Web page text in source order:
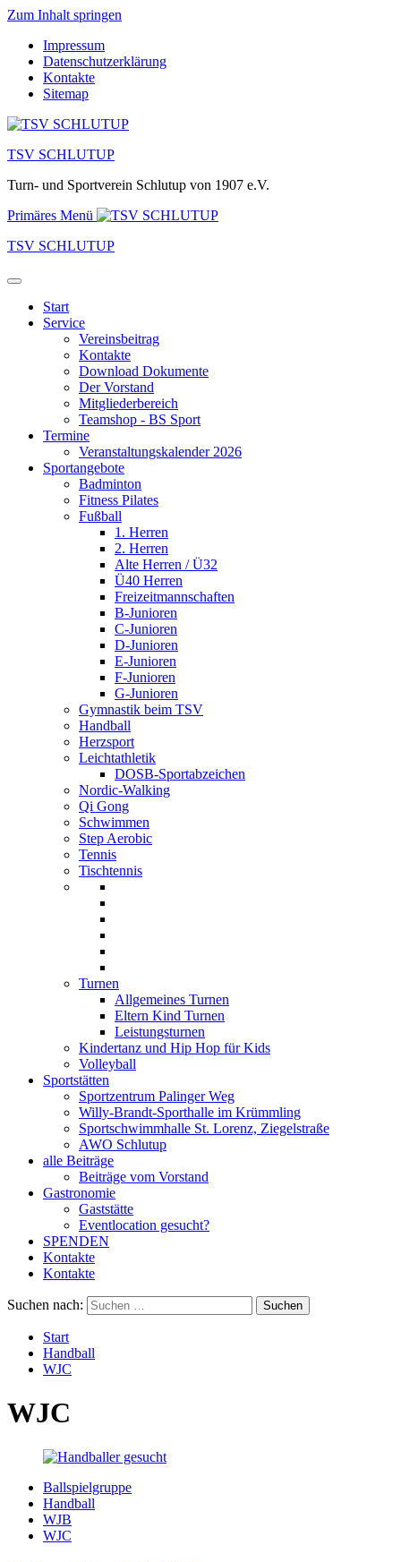
Zum Inhalt springen
Impressum
Datenschutzerklärung
Kontakte
Sitemap
TSV SCHLUTUP
Turn- und Sportverein Schlutup von 1907 e.V.
Primäres Menü
TSV SCHLUTUP
Start
Service
Vereinsbeitrag
Kontakte
Download Dokumente
Der Vorstand
Mitgliederbereich
Teamshop - BS Sport
Termine
Veranstaltungskalender 2026
Sportangebote
Badminton
Fitness Pilates
Fußball
1. Herren
2. Herren
Alte Herren / Ü32
Ü40 Herren
Freizeitmannschaften
B-Junioren
C-Junioren
D-Junioren
E-Junioren
F-Junioren
G-Junioren
Gymnastik beim TSV
Handball
Herzsport
Leichtathletik
DOSB-Sportabzeichen
Nordic-Walking
Qi Gong
Schwimmen
Step Aerobic
Tennis
Tischtennis
Turnen
Allgemeines Turnen
Eltern Kind Turnen
Leistungsturnen
Kindertanz und Hip Hop für Kids
Volleyball
Sportstätten
Sportzentrum Palinger Weg
Willy-Brandt-Sporthalle im Krümmling
Sportschwimmhalle St. Lorenz, Ziegelstraße
AWO Schlutup
alle Beiträge
Beiträge vom Vorstand
Gastronomie
Gaststätte
Eventlocation gesucht?
SPENDEN
Kontakte
Kontakte
Suchen nach:
Start
Handball
WJC
WJC
Ballspielgruppe
Handball
WJB
WJC